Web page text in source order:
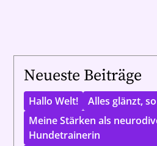
Neueste Beiträge
Hallo Welt!
Alles glänzt,
Meine Stärken als
Hundetrainerin